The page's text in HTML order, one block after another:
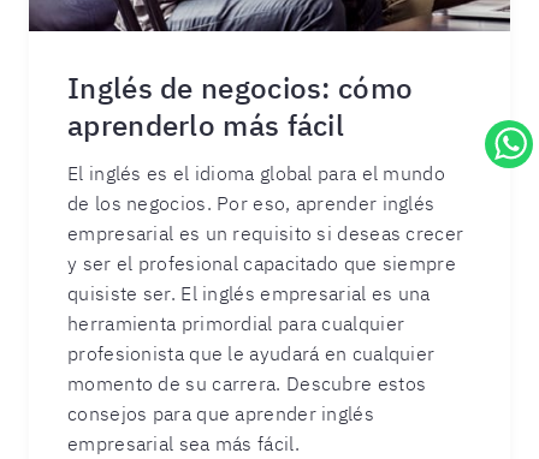
Inglés de negocios: cómo
aprenderlo más fácil
El inglés es el idioma global para el mundo
de los negocios. Por eso, aprender inglés
empresarial es un requisito si deseas crecer
y ser el profesional capacitado que siempre
quisiste ser. El inglés empresarial es una
herramienta primordial para cualquier
profesionista que le ayudará en cualquier
momento de su carrera. Descubre estos
consejos para que aprender inglés
empresarial sea más fácil.